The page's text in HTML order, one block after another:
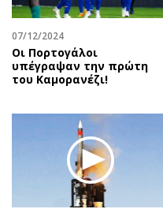
Money Review
AstroBank Properties
Trends
Ενέργεια
Ναυτιλία
Παράξενα
07/12/2024
Οι Πορτογάλοι
υπέγραψαν την πρώτη
του Καμορανέζι!